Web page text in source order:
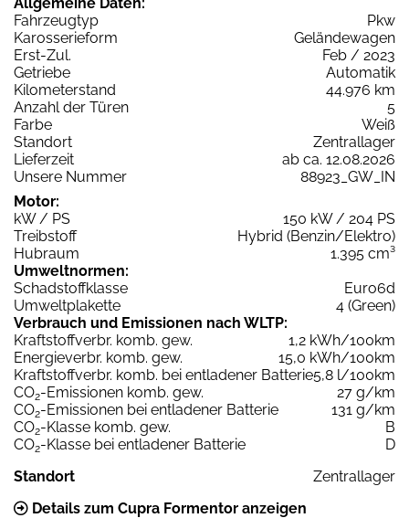
Fahrzeugtyp
Pkw
Karosserieform
Geländewagen
Erst-Zul.
Feb / 2023
Getriebe
Automatik
Kilometerstand
44.976 km
Anzahl der Türen
5
Farbe
Weiß
Standort
Zentrallager
Lieferzeit
ab ca. 12.08.2026
Unsere Nummer
88923_GW_IN
Motor:
kW / PS
150 kW / 204 PS
Treibstoff
Hybrid (Benzin/Elektro)
Hubraum
1.395 cm³
Umweltnormen:
Schadstoffklasse
Euro6d
Umweltplakette
4 (Green)
Verbrauch und Emissionen nach WLTP:
Kraftstoffverbr. komb. gew.
1,2 kWh/100km
Energieverbr. komb. gew.
15,0 kWh/100km
Kraftstoffverbr. komb. bei entladener Batterie5,8 l/100km
CO2-Emissionen komb. gew.
27 g/km
CO2-Emissionen bei entladener Batterie
131 g/km
CO2-Klasse komb. gew.
B
CO2-Klasse bei entladener Batterie
D
Standort
Zentrallager
Details zum Cupra Formentor anzeigen